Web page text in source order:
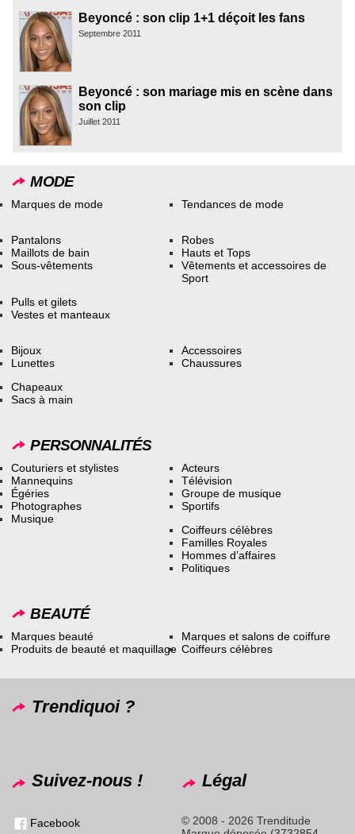
Beyoncé : son clip 1+1 déçoit les fans
Septembre 2011
Beyoncé : son mariage mis en scène dans
son clip
Juillet 2011
MODE
Marques de mode Tendances de mode
Pantalons
Maillots de bain
Sous-vêtements
Robes
Hauts et Tops
Vêtements et accessoires de
Sport
Pulls et gilets
Vestes et manteaux
Bijoux
Lunettes
Accessoires
Chaussures
Chapeaux
Sacs à main
PERSONNALITÉS
Couturiers et stylistes
Mannequins
Égéries
Photographes
Musique
Acteurs
Télévision
Groupe de musique
Sportifs
Coiffeurs célèbres
Familles Royales
Hommes d’affaires
Politiques
BEAUTÉ
Marques beauté
Produits de beauté et maquillage
Marques et salons de coiffure
Coiffeurs célèbres
Trendiquoi ?
Suivez-nous !
Facebook
Légal
© 2008 - 2026 Trenditude